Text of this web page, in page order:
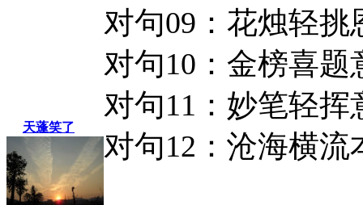
天蓬笑了
对句09：花烛轻
对句10：金榜喜
对句11：妙笔轻
对句12：沧海横